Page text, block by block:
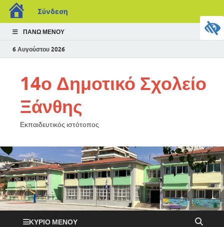
Σύνδεση
ΠΆΝΩ ΜΕΝΟΎ
6 Αυγούστου 2026
14ο Δημοτικό Σχολείο
Ξάνθης
Εκπαιδευτικός ιστότοπος
ΚΎΡΙΟ ΜΕΝΟΎ